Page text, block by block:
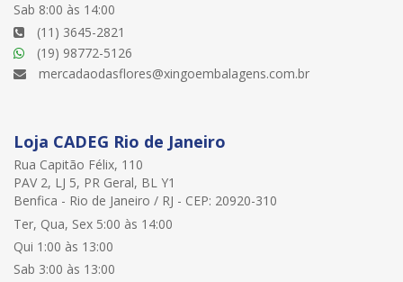
Sab 8:00 às 14:00
(11) 3645-2821
(19) 98772-5126
mercadaodasflores@xingoembalagens.com.br
Loja CADEG Rio de Janeiro
Rua Capitão Félix, 110
PAV 2, LJ 5, PR Geral, BL Y1
Benfica - Rio de Janeiro / RJ - CEP: 20920-310
Ter, Qua, Sex 5:00 às 14:00
Qui 1:00 às 13:00
Sab 3:00 às 13:00